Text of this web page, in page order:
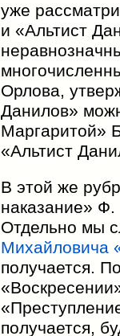
уже
и «Альтист
Орлова,
Данилов»
Маргаритой»
«Альтист
В этой же
наказание» Ф.
Отдельно мы
получается.
получается,